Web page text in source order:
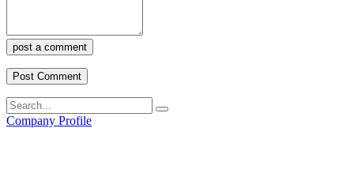
post a comment
Company Profile